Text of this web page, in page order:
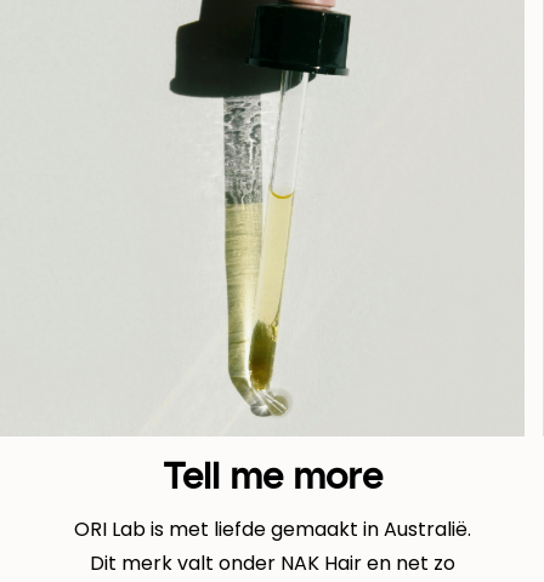
Tell me more
ORI Lab is met liefde gemaakt in Australië.
Dit merk valt onder NAK Hair en net zo